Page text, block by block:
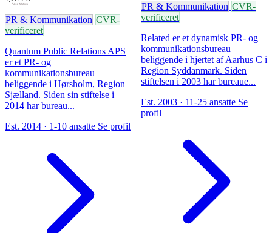
PR & Kommunikation CVR-
verificeret
Quantum Public Relations APS
er et PR- og
kommunikationsbureau
beliggende i Hørsholm, Region
Sjælland. Siden sin stiftelse i
2014 har bureau...
Est. 2014 · 1-10 ansatte Se profil
PR & Kommunikation CVR-
verificeret
Related er et dynamisk PR- og
kommunikationsbureau
beliggende i hjertet af Aarhus C i
Region Syddanmark. Siden
stiftelsen i 2003 har bureaue...
Est. 2003 · 11-25 ansatte Se
profil